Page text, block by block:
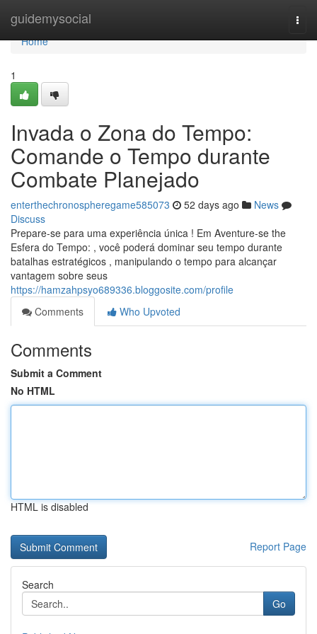
guidemysocial
Home
Home
1
Invada o Zona do Tempo:
Comande o Tempo durante
Combate Planejado
enterthechronospheregame585073 52 days ago
News
Discuss
Prepare-se para uma experiência única ! Em Aventure-se the
Esfera do Tempo: , você poderá dominar seu tempo durante
batalhas estratégicos , manipulando o tempo para alcançar
vantagem sobre seus
https://hamzahpsyo689336.bloggosite.com/profile
Comments
Who Upvoted
Comments
Submit a Comment
No HTML
HTML is disabled
Report Page
Search
Go